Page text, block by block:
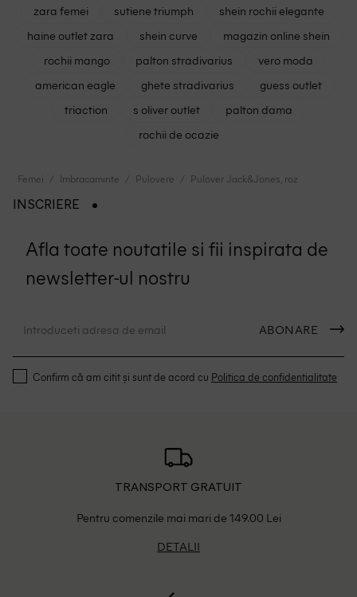
zara femei
sutiene triumph
shein rochii elegante
haine outlet zara
shein curve
magazin online shein
rochii mango
palton stradivarius
vero moda
american eagle
ghete stradivarius
guess outlet
triaction
s oliver outlet
palton dama
rochii de ocazie
Femei Imbracaminte Pulovere Pulover Jack&Jones, roz
INSCRIERE
Afla toate noutatile si fii inspirata de
newsletter-ul nostru
ABONARE
Confirm că am citit și sunt de acord cu Politica de confidentialitate
TRANSPORT GRATUIT
Pentru comenzile mai mari de 149.00 Lei
DETALII